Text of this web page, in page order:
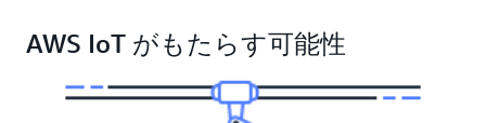
AWS IoT がもたらす可能性